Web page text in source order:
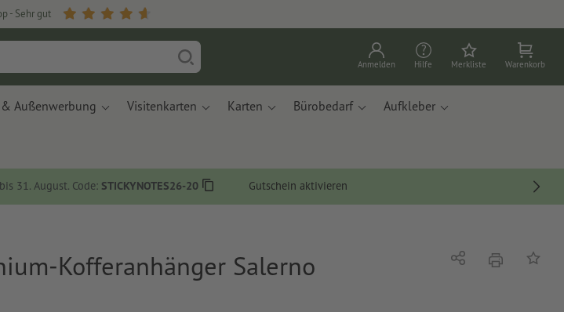
- Sehr gut
Anmelden Hilfe Merkliste Warenkorb
Außenwerbung Visitenkarten Karten Bürobedarf Aufkleber
31. August. Code: STICKYNOTES26-20 Gutschein aktivieren
Kofferanhänger Salerno Teilen DruckenAuf